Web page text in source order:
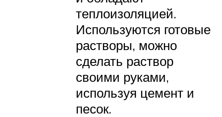
теплоизоляцией.
Используются готовые
растворы, можно
сделать раствор
своими руками,
используя цемент и
песок.